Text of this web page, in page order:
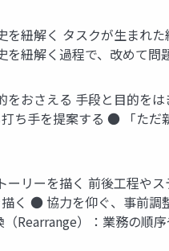
を紐解く タスクが生まれ
紐解く過程で、改めて問
をおさえる 手段と目的を
ち手を提案する ● 「た
ーリーを描く 前後工程や
く ● 協力を仰ぐ、事前
（Rearrange）：業務の順